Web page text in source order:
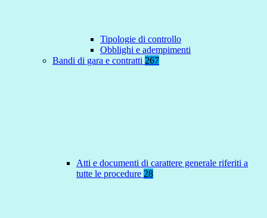
Tipologie di controllo
Obblighi e adempimenti
Bandi di gara e contratti 267
Atti e documenti di carattere generale riferiti a
tutte le procedure 28